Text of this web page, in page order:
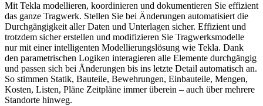
Mit Tekla modellieren, koordinieren und dokumentieren Sie effizient
das ganze Tragwerk. Stellen Sie bei Änderungen automatisiert die
Durchgängigkeit aller Daten und Unterlagen sicher. Effizient und
trotzdem sicher erstellen und modifizieren Sie Tragwerksmodelle
nur mit einer intelligenten Modellierungslösung wie Tekla. Dank
den parametrischen Logiken interagieren alle Elemente durchgängig
und passen sich bei Änderungen bis ins letzte Detail automatisch an.
So stimmen Statik, Bauteile, Bewehrungen, Einbauteile, Mengen,
Kosten, Listen, Pläne Zeitpläne immer überein – auch über mehrere
Standorte hinweg.